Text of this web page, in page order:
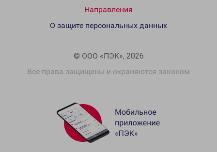
Направления
© ООО «ПЭК», 2026
Все права защищены и охраняются законом
О защите персональных данных